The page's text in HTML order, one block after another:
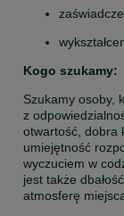
Kogo szukamy:
Szukamy osoby,
z
otwartość, dobra
umiejętność
wyczuciem w
jest także
atmosferę